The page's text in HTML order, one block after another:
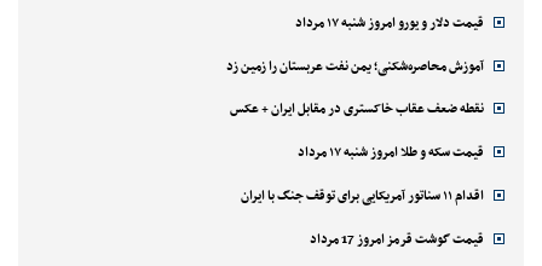
قیمت دلار و یورو امروز شنبه ۱۷ مرداد
آموزش محاصره‌شکنی؛ یمن نفت عربستان را زمین زد
نقطه ضعف عقاب خاکستری در مقابل ایران + عکس
قیمت سکه و طلا امروز شنبه ۱۷ مرداد
اقدام ۱۱ سناتور آمریکایی برای توقف جنگ با ایران
قیمت گوشت قرمز امروز 17 مرداد